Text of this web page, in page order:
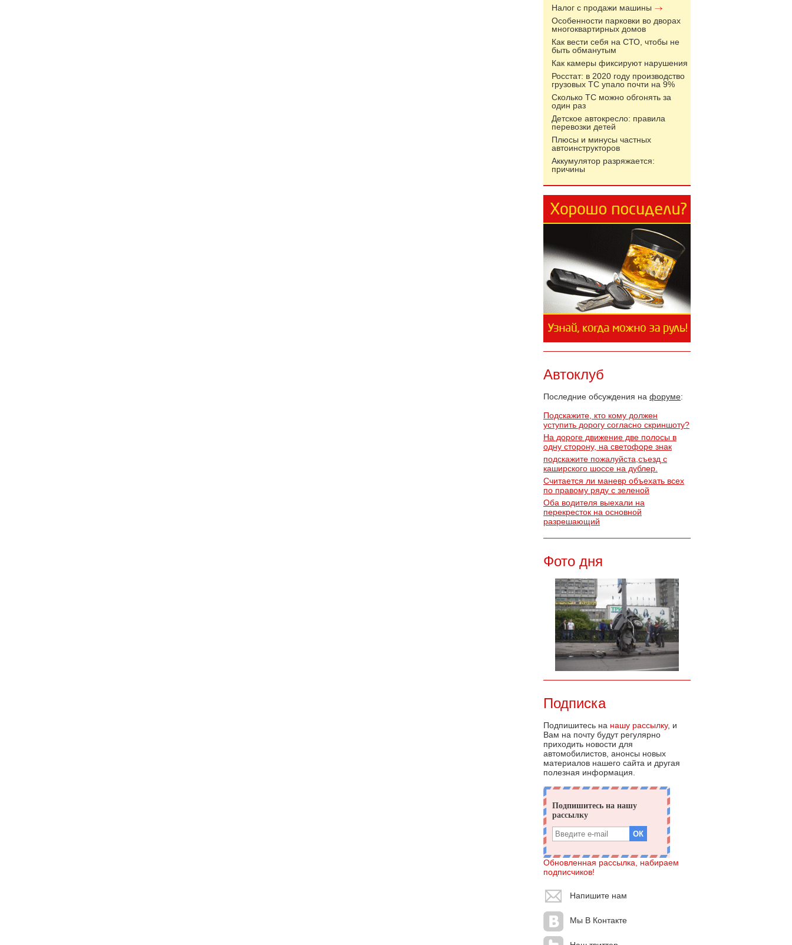
Налог с продажи машины
Особенности парковки во дворах
многоквартирных домов
Как вести себя на СТО, чтобы не
быть обманутым
Как камеры фиксируют нарушения
Росстат: в 2020 году производство
грузовых ТС упало почти на 9%
Сколько ТС можно обгонять за
один раз
Детское автокресло: правила
перевозки детей
Плюсы и минусы частных
автоинструкторов
Аккумулятор разряжается:
причины
Автоклуб
Последние обсуждения на форуме:
Подскажите, кто кому должен
уступить дорогу согласно скриншоту?
На дороге движение две полосы в
одну сторону, на светофоре знак
подскажите пожалуйста,съезд с
каширского шоссе на дублер.
Считается ли маневр объехать всех
по правому ряду с зеленой
Оба водителя выехали на
перекресток на основной
разрешающий
Фото дня
Подписка
Подпишитесь на нашу рассылку, и
Вам на почту будут регулярно
приходить новости для
автомобилистов, анонсы новых
материалов нашего сайта и другая
полезная информация.
Обновленная рассылка, набираем
подписчиков!
Напишите нам
Мы В Контакте